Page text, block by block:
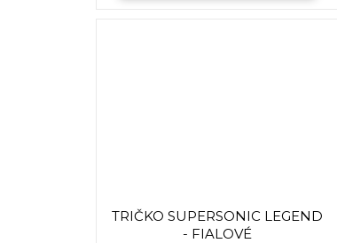
TRIČKO SUPERSONIC LEGEND
- FIALOVÉ